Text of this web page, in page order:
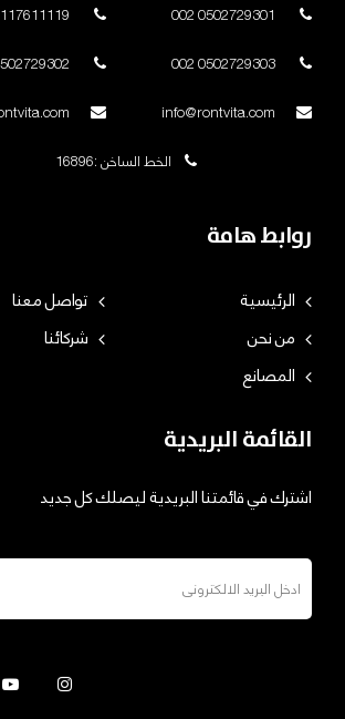
الخط الساخن :16896
روابط هامة
الرئيسية
تواصل معنا
من نحن
شركائنا
المصانع
القائمة البريدية
اشترك في قائمتنا البريدية ليصلك كل جديد